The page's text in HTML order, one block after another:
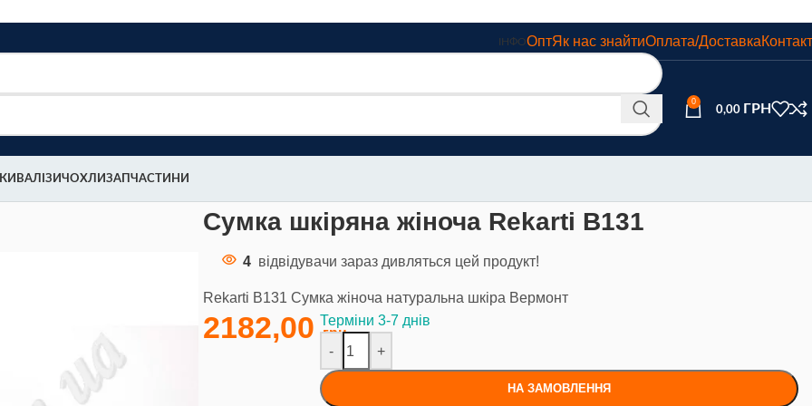
ІНФО Оплата/Доставка
Як нас знайти
Опт
0
0,00
ВАЛІЗИЧОХЛИЗАПЧАСТИНИ
Сумка шкіряна жіноча Rekarti В131
4 відвідувачи зараз дивляться цей продукт!
Rekarti В131 Сумка жіноча натуральна шкіра Вермонт
2182,00Терміни 3-7 днів
-
+
НА ЗАМОВЛЕННЯ